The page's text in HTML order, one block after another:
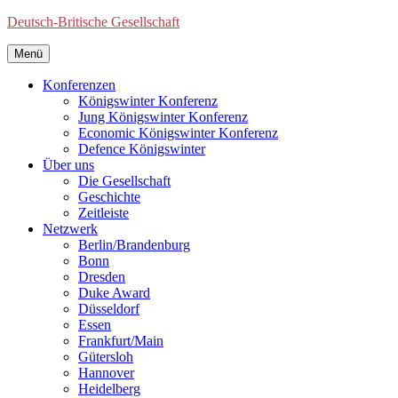
Deutsch-Britische Gesellschaft
Menü
Konferenzen
Königswinter Konferenz
Jung Königswinter Konferenz
Economic Königswinter Konferenz
Defence Königswinter
Über uns
Die Gesellschaft
Geschichte
Zeitleiste
Netzwerk
Berlin/Brandenburg
Bonn
Dresden
Duke Award
Düsseldorf
Essen
Frankfurt/Main
Gütersloh
Hannover
Heidelberg